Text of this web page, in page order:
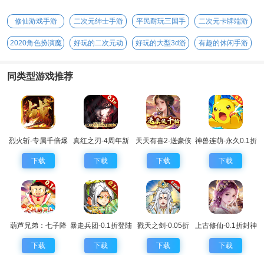
修仙游戏手游 二次元绅士手游
平民耐玩三国手
游
二次元卡牌端游
2020角色扮演魔
好玩的二次元动
好玩的大型3d游
有趣的休闲手游
同类型游戏推荐
烈火斩-专属千倍爆
下载
真红之刃-4周年新
版本0.1折
下载
天天有喜2-送豪侠
千抽
下载
神兽连萌-永久0.1折
下载
葫芦兄弟：七子降
妖-0.1永久折扣
下载
暴走兵团-0.1折登陆
送千抽
下载
戮天之剑-0.05折
下载
上古修仙-0.1折封神
归来
下载